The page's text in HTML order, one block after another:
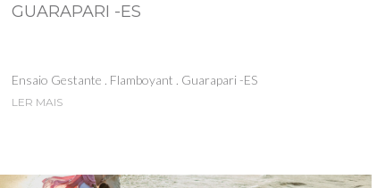
GUARAPARI -ES
Ensaio Gestante . Flamboyant . Guarapari -ES
LER MAIS